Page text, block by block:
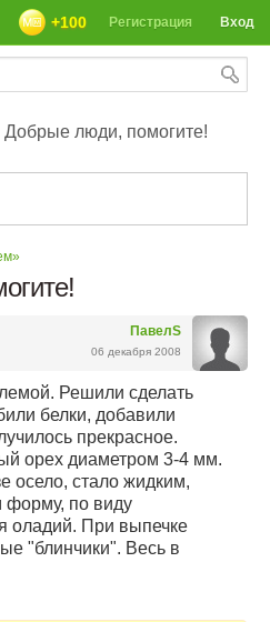
39142 РЕЦЕПТА
Вход
Регистрация
+100
Добрые люди, помогите!
ПавелS
06 декабря 2008
Решили сделать
белки, добавили
прекрасное.
орех диаметром 3-4 мм.
осело, стало жидким,
по виду
оладий. При выпечке
"блинчики". Весь в